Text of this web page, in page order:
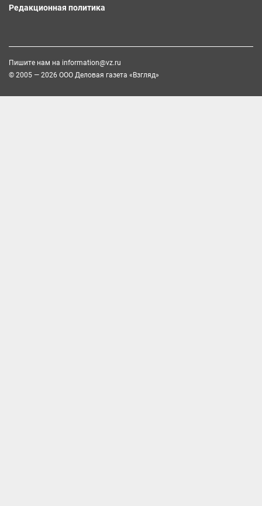
Редакционная политика
Пишите нам на information@vz.ru
© 2005 — 2026 ООО Деловая газета «Взгляд»